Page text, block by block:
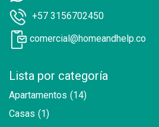
+57 3156702450
comercial@homeandhelp.co
Lista por categoría
Apartamentos (14)
Casas (1)